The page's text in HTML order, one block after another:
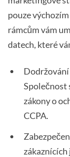
pouze
rámcům vám
datech, které
Dodržování
Společnost
zákony o
CCPA.